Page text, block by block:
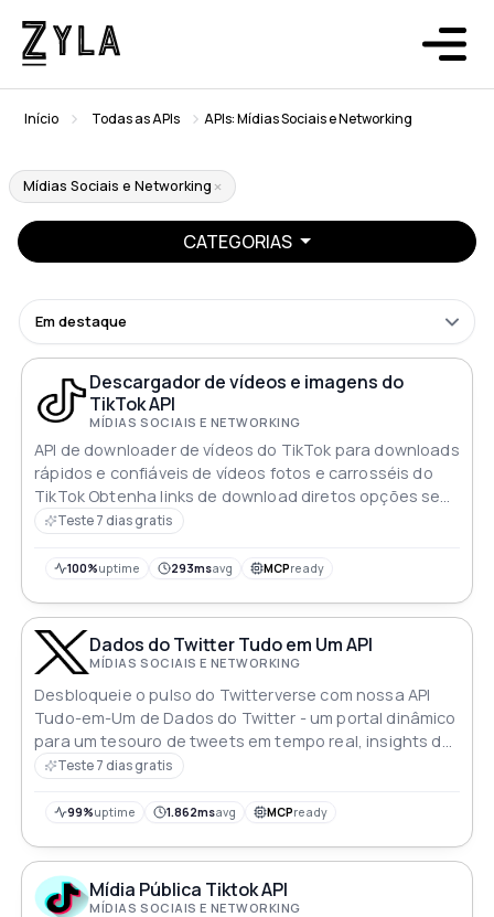
Início Todas as APIs APIs: Mídias Sociais e Networking
Mídias Sociais e Networking
CATEGORIAS
Em destaque
Descargador de vídeos e imagens do
TikTok API
MÍDIAS SOCIAIS E NETWORKING
API de downloader de vídeos do TikTok para downloads
rápidos e confiáveis de vídeos fotos e carrosséis do
TikTok Obtenha links de download diretos opções sem
marca d'água e endpoints REST simples para seu
Teste 7 dias gratis
100%uptime 293msavg MCPready
Dados do Twitter Tudo em Um API
MÍDIAS SOCIAIS E NETWORKING
Desbloqueie o pulso do Twitterverse com nossa API
Tudo-em-Um de Dados do Twitter - um portal dinâmico
para um tesouro de tweets em tempo real, insights de
usuários e tópicos em alta. Integre, analise e visualize
suas aplicações com o pulso das conversas globais em
Teste 7 dias gratis
99%uptime 1.862msavg MCPready
Mídia Pública Tiktok API
MÍDIAS SOCIAIS E NETWORKING